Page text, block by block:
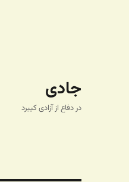
جادی
در دفاع از آزادی کیبرد